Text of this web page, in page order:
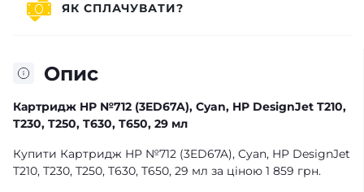
Опис
Картридж HP №712 (3ED67A), Cyan, HP DesignJet T210,
T230, T250, T630, T650, 29 мл
Купити Картридж HP №712 (3ED67A), Cyan, HP DesignJet
T210, T230, T250, T630, T650, 29 мл за ціною 1 859 грн.
ЯК СПЛАЧУВАТИ?